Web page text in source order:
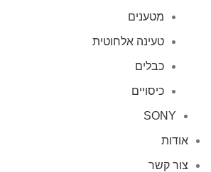
מטענים
טעינה אלחוטית
כבלים
כיסויים
SONY
אודות
צור קשר